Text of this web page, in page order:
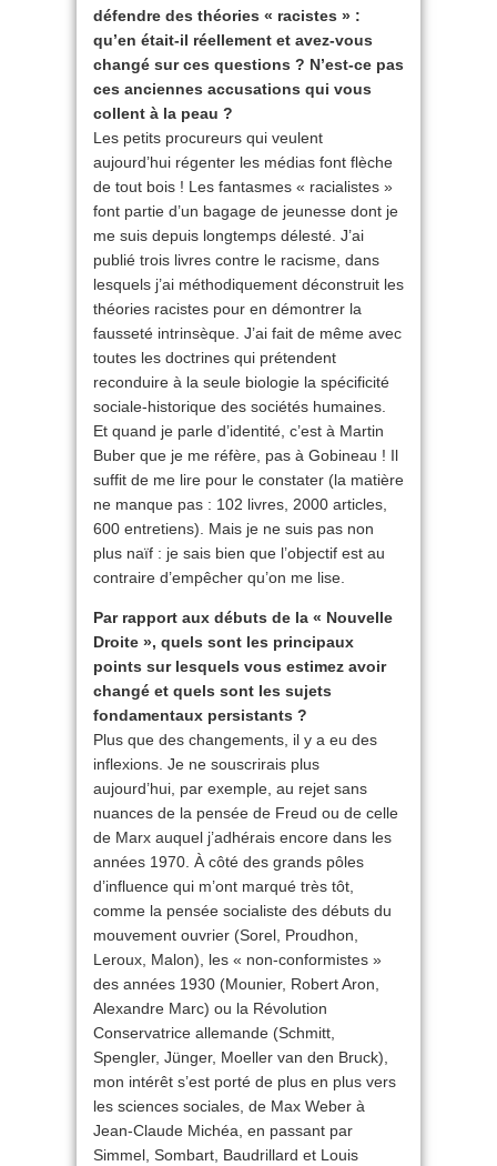
défendre des théories « racistes » :
qu’en était-il réellement et avez-vous
changé sur ces questions ? N’est-ce pas
ces anciennes accusations qui vous
collent à la peau ?
Les petits procureurs qui veulent
aujourd’hui régenter les médias font flèche
de tout bois ! Les fantasmes « racialistes »
font partie d’un bagage de jeunesse dont je
me suis depuis longtemps délesté. J’ai
publié trois livres contre le racisme, dans
lesquels j’ai méthodiquement déconstruit les
théories racistes pour en démontrer la
fausseté intrinsèque. J’ai fait de même avec
toutes les doctrines qui prétendent
reconduire à la seule biologie la spécificité
sociale-historique des sociétés humaines.
Et quand je parle d’identité, c’est à Martin
Buber que je me réfère, pas à Gobineau ! Il
suffit de me lire pour le constater (la matière
ne manque pas : 102 livres, 2000 articles,
600 entretiens). Mais je ne suis pas non
plus naïf : je sais bien que l’objectif est au
contraire d’empêcher qu’on me lise.
Par rapport aux débuts de la « Nouvelle
Droite », quels sont les principaux
points sur lesquels vous estimez avoir
changé et quels sont les sujets
fondamentaux persistants ?
Plus que des changements, il y a eu des
inflexions. Je ne souscrirais plus
aujourd’hui, par exemple, au rejet sans
nuances de la pensée de Freud ou de celle
de Marx auquel j’adhérais encore dans les
années 1970. À côté des grands pôles
d’influence qui m’ont marqué très tôt,
comme la pensée socialiste des débuts du
mouvement ouvrier (Sorel, Proudhon,
Leroux, Malon), les « non-conformistes »
des années 1930 (Mounier, Robert Aron,
Alexandre Marc) ou la Révolution
Conservatrice allemande (Schmitt,
Spengler, Jünger, Moeller van den Bruck),
mon intérêt s’est porté de plus en plus vers
les sciences sociales, de Max Weber à
Jean-Claude Michéa, en passant par
Simmel, Sombart, Baudrillard et Louis